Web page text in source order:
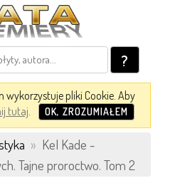
?
wykorzystuje pliki Cookie. Aby
tutaj. OK, ZROZUMIAŁEM
» Kel Kade -
Tajne proroctwo. Tom 2